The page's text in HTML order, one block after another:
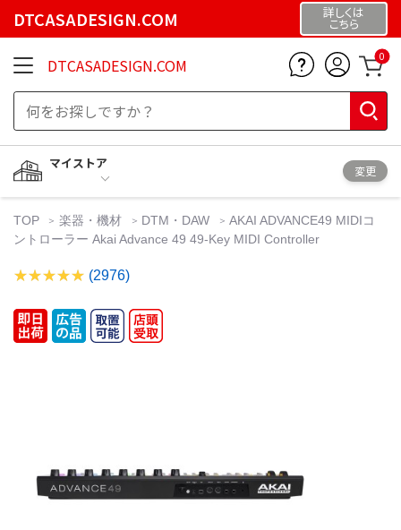
DTCASADESIGN.COM 詳しくは
こちら
DTCASADESIGN.COM 0
マイストア
変更
TOP 楽器・機材 DTM・DAW
AKAI ADVANCE49 MIDIコ
ントローラー Akai Advance 49 49-Key MIDI Controller
(2976)